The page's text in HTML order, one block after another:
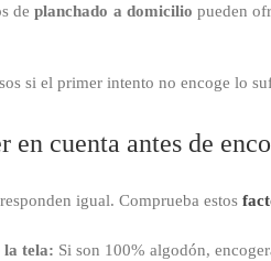
deplanchado a domicilio pueden
si el primer intento no encoge lo
en cuenta antes de
igual. Comprueba estos
la tela: Si son 100% algodón,